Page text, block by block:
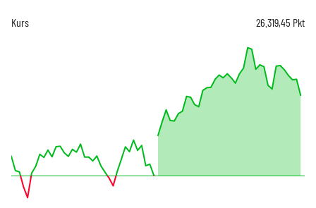
Kurs 26.319,45 Pkt